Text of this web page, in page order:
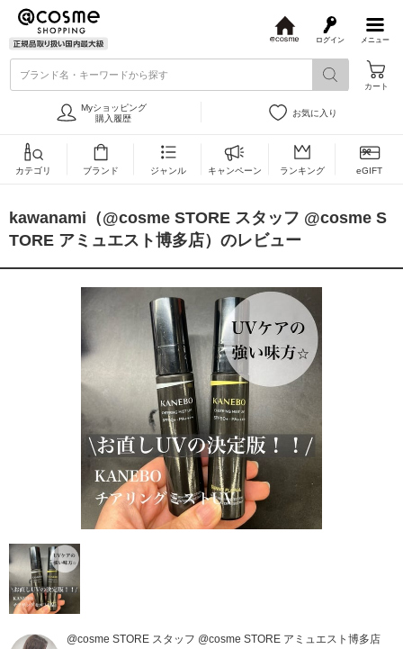
メニュー
ログイン
s
ブランド名・キーワードから探す
カート
Myショッピング
購入履歴
お気に入り
カテゴリ ブランド ジャンル キャンペーン ランキング eGIFT
kawanami（@cosme STORE スタッフ @cosme S
TORE アミュエスト博多店）のレビュー
@cosme STORE スタッフ @cosme STORE アミュエスト博多店